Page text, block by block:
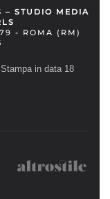
– STUDIO MEDIA
- ROMA (RM)
in data 18